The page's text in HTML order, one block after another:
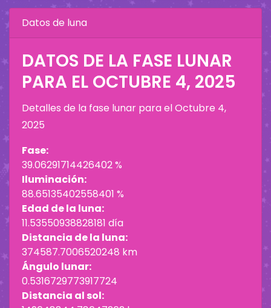
Datos de luna
DATOS DE LA FASE LUNAR
PARA EL OCTUBRE 4, 2025
Detalles de la fase lunar para elOctubre 4,
2025
Fase:
39.06291714426402 %
Iluminación:
88.65135402558401 %
Edad de la luna:
11.53550938828181 día
Distancia de la luna:
374587.7006520248 km
Ángulo lunar:
0.5316729773917724
Distancia al sol: